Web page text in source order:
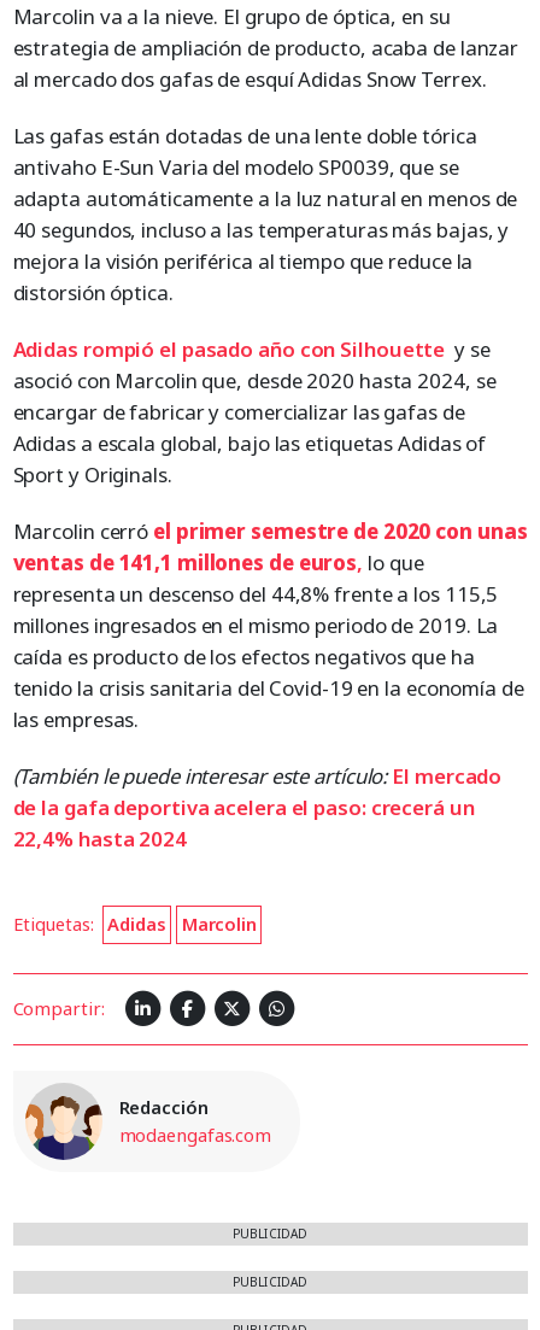
Marcolin va a la nieve. El grupo de óptica, en su
estrategia de ampliación de producto, acaba de lanzar
al mercado dos gafas de esquí Adidas Snow Terrex.
Las gafas están dotadas de una lente doble tórica
antivaho E-Sun Varia del modelo SP0039, que se
adapta automáticamente a la luz natural en menos de
40 segundos, incluso a las temperaturas más bajas, y
mejora la visión periférica al tiempo que reduce la
distorsión óptica.
Adidas rompió el pasado año con Silhouette y se
asoció con Marcolin que, desde 2020 hasta 2024, se
encargar de fabricar y comercializar las gafas de
Adidas a escala global, bajo las etiquetas Adidas of
Sport y Originals.
Marcolin cerró el primer semestre de 2020 con unas
ventas de 141,1 millones de euros, lo que
representa un descenso del 44,8% frente a los 115,5
millones ingresados en el mismo periodo de 2019. La
caída es producto de los efectos negativos que ha
tenido la crisis sanitaria del Covid-19 en la economía de
las empresas.
(También le puede interesar este artículo:El mercado
de la gafa deportiva acelera el paso: crecerá un
22,4% hasta 2024
Etiquetas: Adidas Marcolin
Compartir:
Redacción
modaengafas.com
PUBLICIDAD
PUBLICIDAD